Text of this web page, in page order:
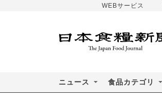
WEBサービス
ニュース 食品カテゴリ